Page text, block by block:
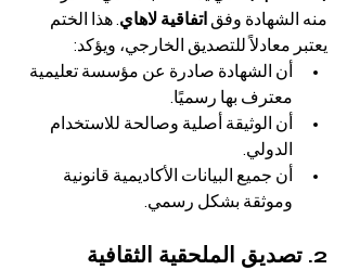
منه الشهادة وفق اتفاقية لاهاي . هذا الختم
يعتبر معادلاً للتصديق الخارجي، ويؤكد:
أن الشهادة صادرة عن مؤسسة تعليمية
معترف بها رسميًا.
أن الوثيقة أصلية وصالحة للاستخدام
الدولي.
أن جميع البيانات الأكاديمية قانونية
وموثقة بشكل رسمي.
2. تصديق الملحقية الثقافية